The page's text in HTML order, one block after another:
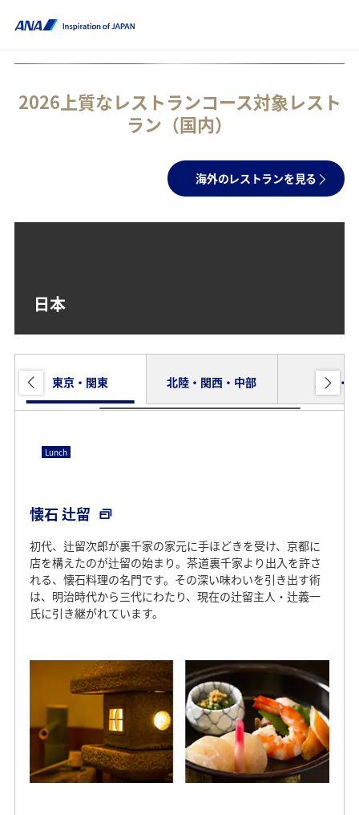
2026上質なレストランコース対象レスト
ラン（国内）
海外のレストランを見る
日本
東京・関東 北陸・関西・中部 九州・
Lunch
レストラン モリエール
「厨房のダ・ヴィンチ」と呼ばれたアラン・シャペルが厨
房を訪れた際、「これぞフランス料理の調理場だ」と絶
賛。北海道産の食材をふんだんに盛り込み、美味しい一瞬
を逃さず出来立てを供してくれます。
Lunch
懐石 辻留
初代、辻留次郎が裏千家の家元に手ほどきを受け、京都に
店を構えたのが辻留の始まり。茶道裏千家より出入を許さ
れる、懐石料理の名門です。その深い味わいを引き出す術
は、明治時代から三代にわたり、現在の辻留主人・辻義一
氏に引き継がれています。